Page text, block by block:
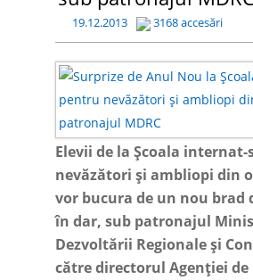
19.12.2013 3168 accesări
Elevii de la Școala
nevăzători și ambliopi din
vor bucura de un nou brad
în dar, sub patronajul
Dezvoltării Regionale și
către directorul Agenției de